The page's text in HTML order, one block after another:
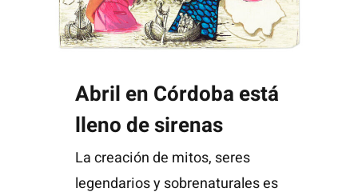
Abril en Córdoba está
lleno de sirenas
La creación de mitos, seres
legendarios y sobrenaturales es